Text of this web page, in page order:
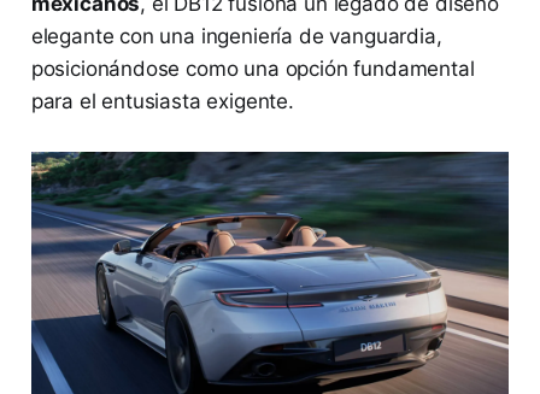
elegante con una ingeniería de vanguardia,
posicionándose como una opción fundamental
para el entusiasta exigente.